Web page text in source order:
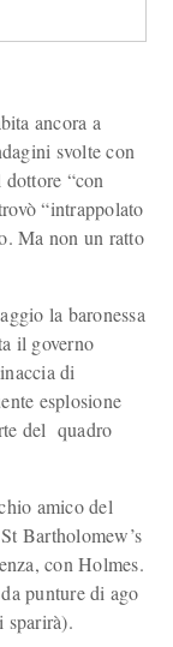
ancora a
svolte con
“con
“intrappolato
Ma non un ratto
la baronessa
il governo
di
esplosione
del quadro
amico del
Bartholomew’s
con Holmes.
punture di ago
sparirà).